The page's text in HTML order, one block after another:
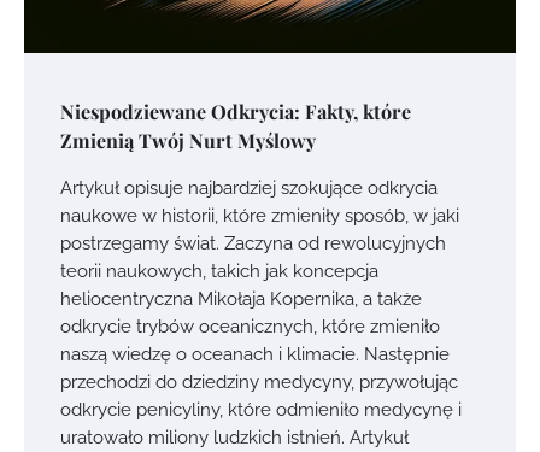
Niespodziewane Odkrycia: Fakty, które
Zmienią Twój Nurt Myślowy
Artykuł opisuje najbardziej szokujące odkrycia
naukowe w historii, które zmieniły sposób, w jaki
postrzegamy świat. Zaczyna od rewolucyjnych
teorii naukowych, takich jak koncepcja
heliocentryczna Mikołaja Kopernika, a także
odkrycie trybów oceanicznych, które zmieniło
naszą wiedzę o oceanach i klimacie. Następnie
przechodzi do dziedziny medycyny, przywołując
odkrycie penicyliny, które odmieniło medycynę i
uratowało miliony ludzkich istnień. Artykuł